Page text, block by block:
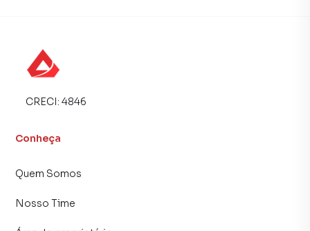
CRECI: 4846
Conheça
Quem Somos
Nosso Time